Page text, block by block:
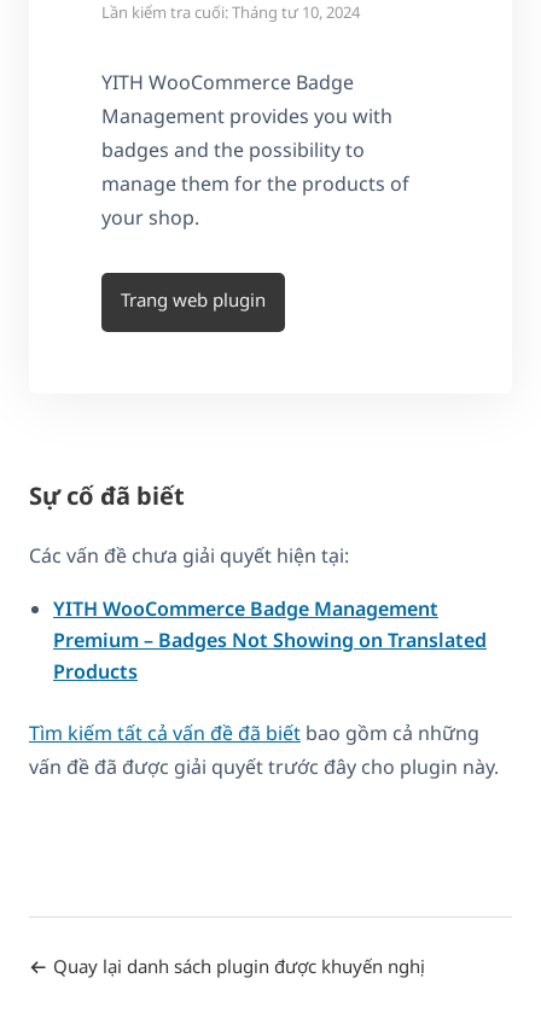
Lần kiểm tra cuối: Tháng tư 10, 2024
YITH WooCommerce Badge
Management provides you with
badges and the possibility to
manage them for the products of
your shop.
Trang web plugin
Sự cố đã biết
Các vấn đề chưa giải quyết hiện tại:
YITH WooCommerce Badge Management
Premium – Badges Not Showing on Translated
Products
Tìm kiếm tất cả vấn đề đã biết bao gồm cả những
vấn đề đã được giải quyết trước đây cho plugin này.
Quay lại danh sách plugin được khuyến nghị